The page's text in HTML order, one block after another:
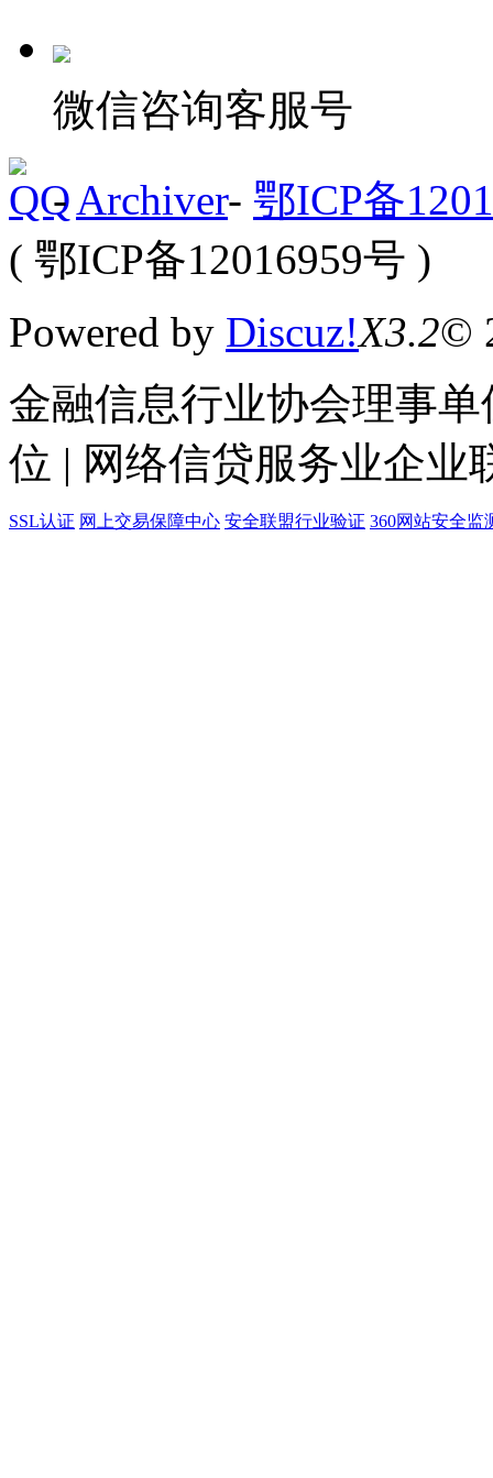
微信咨询客服号
- Archiver- 鄂ICP备
( 鄂ICP备12016959号 )
Powered by Discuz!X3.2©
金融信息行业协会理事
位 | 网络信贷服务业企业
SSL认证 网上交易保障中心 安全联盟行业验证 360网站安全监